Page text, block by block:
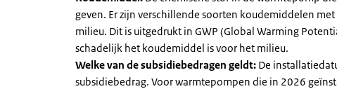
geven. Er zijn verschillende soorten koudemiddelen
milieu. Dit is uitgedrukt in GWP (Global Warming
schadelijk het koudemiddel is voor het milieu.
Welke van de subsidiebedragen geldt: De
subsidiebedrag. Voor warmtepompen die in 2026